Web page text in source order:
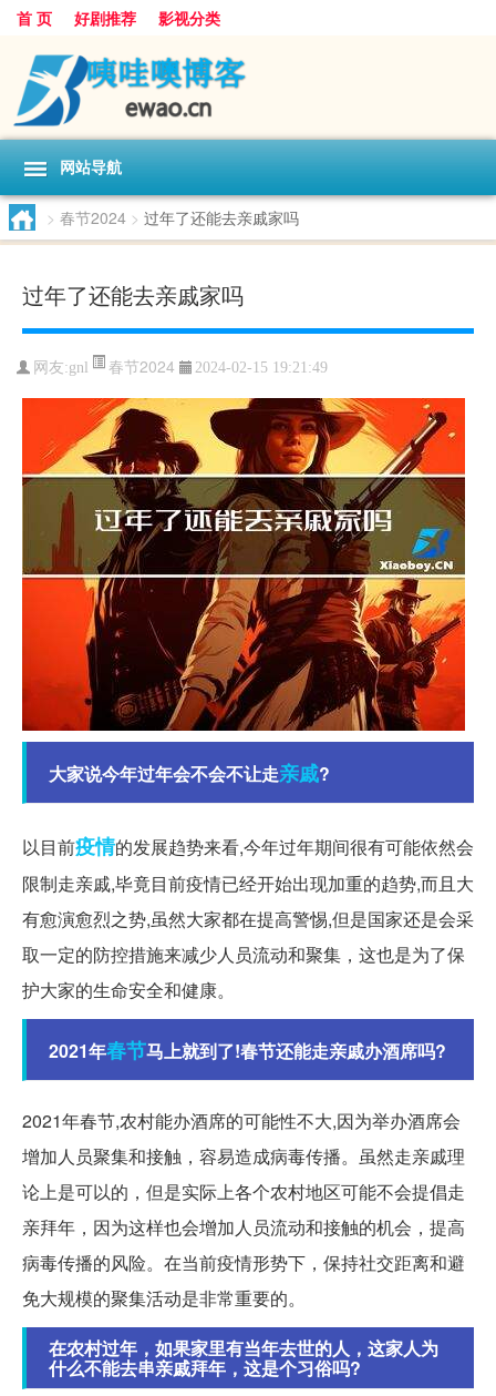
首 页 好剧推荐 影视分类
网站导航
> 春节2024 > 过年了还能去亲戚家吗
过年了还能去亲戚家吗
网友:gnl 春节2024 2024-02-15 19:21:49
大家说今年过年会不会不让走亲戚?
以目前疫情的发展趋势来看,今年过年期间很有可能依然会
限制走亲戚,毕竟目前疫情已经开始出现加重的趋势,而且大
有愈演愈烈之势,虽然大家都在提高警惕,但是国家还是会采
取一定的防控措施来减少人员流动和聚集，这也是为了保
护大家的生命安全和健康。
2021年春节马上就到了!春节还能走亲戚办酒席吗?
2021年春节,农村能办酒席的可能性不大,因为举办酒席会
增加人员聚集和接触，容易造成病毒传播。虽然走亲戚理
论上是可以的，但是实际上各个农村地区可能不会提倡走
亲拜年，因为这样也会增加人员流动和接触的机会，提高
病毒传播的风险。在当前疫情形势下，保持社交距离和避
免大规模的聚集活动是非常重要的。
在农村过年，如果家里有当年去世的人，这家人为
什么不能去串亲戚拜年，这是个习俗吗?